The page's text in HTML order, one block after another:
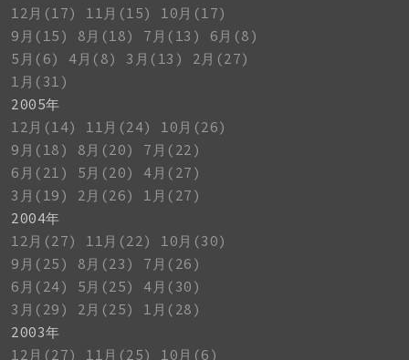
12月(17)
11月(15)
10月(17)
9月(15)
8月(18) 7月(13)
6月(8)
5月(6)
4月(8) 3月(13)
2月(27)
1月(31)
2005年
12月(14)
11月(24)
10月(26)
9月(18)
8月(20)
7月(22)
6月(21)
5月(20)
4月(27)
3月(19)
2月(26)
1月(27)
2004年
12月(27)
11月(22)
10月(30)
9月(25)
8月(23)
7月(26)
6月(24)
5月(25)
4月(30)
3月(29)
2月(25)
1月(28)
2003年
12月(27)
11月(25) 10月(6)